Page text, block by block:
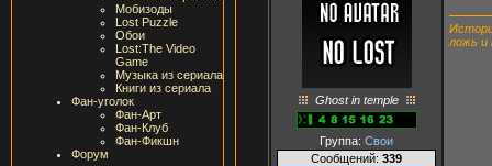
Мобизоды
Lost Puzzle
Обои
Lost:The Video
Game
Музыка из сериала
Книги из сериала
Фан-уголок
Фан-Арт
Фан-Клуб
Фан-Фикшн
Форум
Ghost in temple
Группа: Свои
Сообщений: 339
ложь и